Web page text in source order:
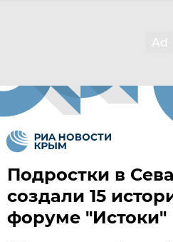
Подростки в
создали 15
форуме "Истоки"